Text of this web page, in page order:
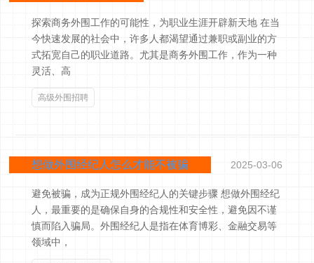
探索商务外围工作的可能性，为职业生涯开辟新天地 在当
今快速发展的社会中，许多人都渴望通过兼职或副业的方
式拓宽自己的职业道路。尤其是商务外围工作，作为一种
灵活、高
高级外围招聘
想做外围经纪人怎么才能不被骗 2025-03-06
避免被骗，成为正规外围经纪人的关键步骤 想做外围经纪
人，最重要的是确保自身的合规性和安全性，避免因不谨
慎而陷入骗局。外围经纪人是指在体育博彩、金融交易等
领域中，